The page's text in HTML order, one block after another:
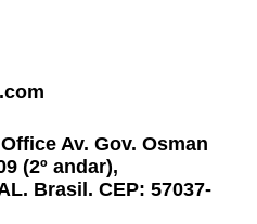
Av. Gov. Osman
(2º andar),
Brasil. CEP: 57037-